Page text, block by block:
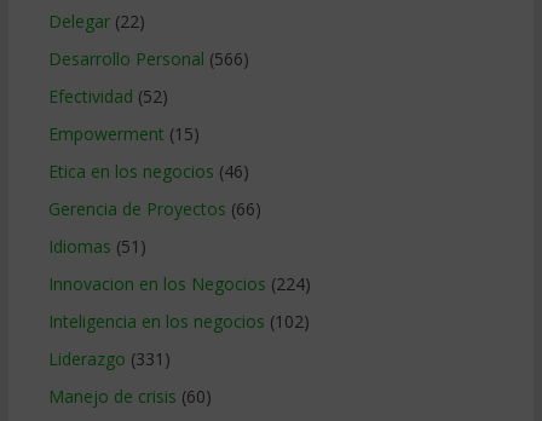
Delegar(22)
Desarrollo Personal (566)
Efectividad (52)
Empowerment (15)
Etica en los negocios (46)
Gerencia de Proyectos (66)
Idiomas (51)
Innovacion en los Negocios (224)
Inteligencia en los negocios (102)
Liderazgo (331)
Manejo de crisis (60)